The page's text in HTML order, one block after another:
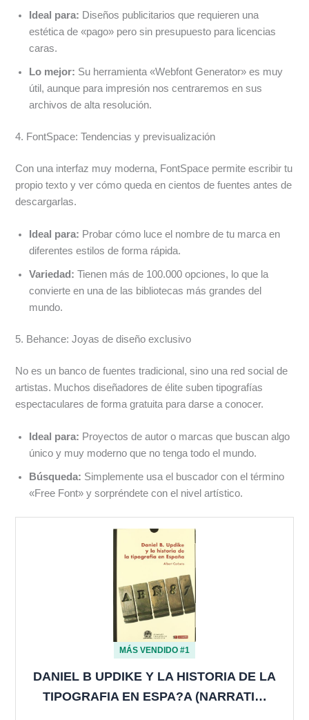
Ideal para: Diseños publicitarios que requieren una
estética de «pago» pero sin presupuesto para licencias
caras.
Lo mejor: Su herramienta «Webfont Generator» es muy
útil, aunque para impresión nos centraremos en sus
archivos de alta resolución.
4. FontSpace: Tendencias y previsualización
Con una interfaz muy moderna, FontSpace permite escribir tu
propio texto y ver cómo queda en cientos de fuentes antes de
descargarlas.
Ideal para: Probar cómo luce el nombre de tu marca en
diferentes estilos de forma rápida.
Variedad: Tienen más de 100.000 opciones, lo que la
convierte en una de las bibliotecas más grandes del
mundo.
5. Behance: Joyas de diseño exclusivo
No es un banco de fuentes tradicional, sino una red social de
artistas. Muchos diseñadores de élite suben tipografías
espectaculares de forma gratuita para darse a conocer.
Ideal para: Proyectos de autor o marcas que buscan algo
único y muy moderno que no tenga todo el mundo.
Búsqueda: Simplemente usa el buscador con el término
«Free Font» y sorpréndete con el nivel artístico.
MÁS VENDIDO #1
DANIEL B UPDIKE Y LA HISTORIA DE LA
TIPOGRAFIA EN ESPA?A (NARRATI…